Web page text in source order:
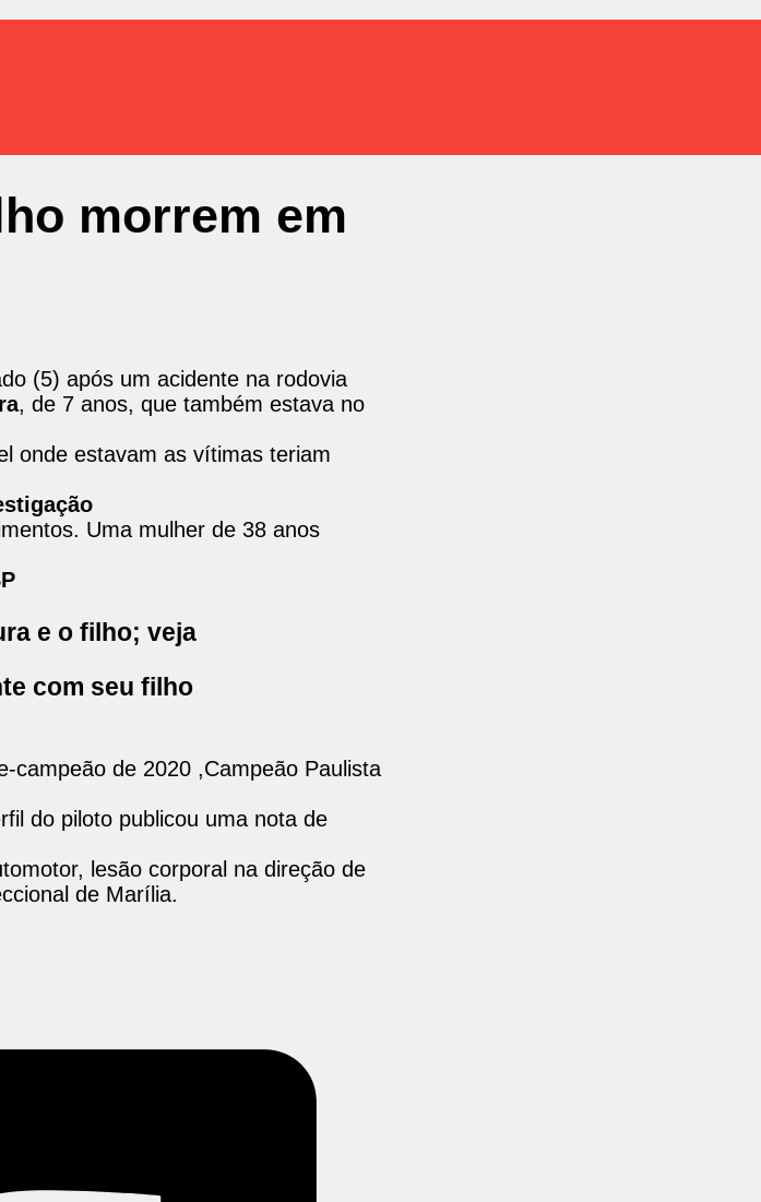
morrem em
(5) após um acidente na rodovia
, de 7 anos, que também estava no
onde estavam as vítimas teriam
Uma mulher de 38 anos
e o filho; veja
com seu filho
campeão de 2020 ,Campeão Paulista
do piloto publicou uma nota de
lesão corporal na direção de
de Marília.